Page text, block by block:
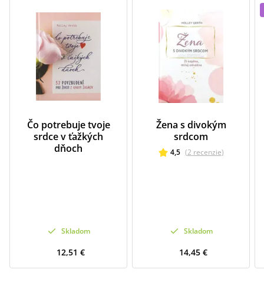
Čo potrebuje tvoje
srdce v ťažkých
dňoch
Skladom
12,51 €
Žena s divokým
srdcom
4,5 (2 recenzie)
Skladom
14,45 €